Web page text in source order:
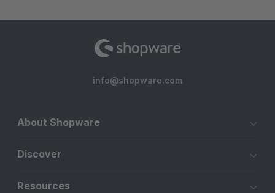
info@shopware.com
About Shopware
Discover
Resources